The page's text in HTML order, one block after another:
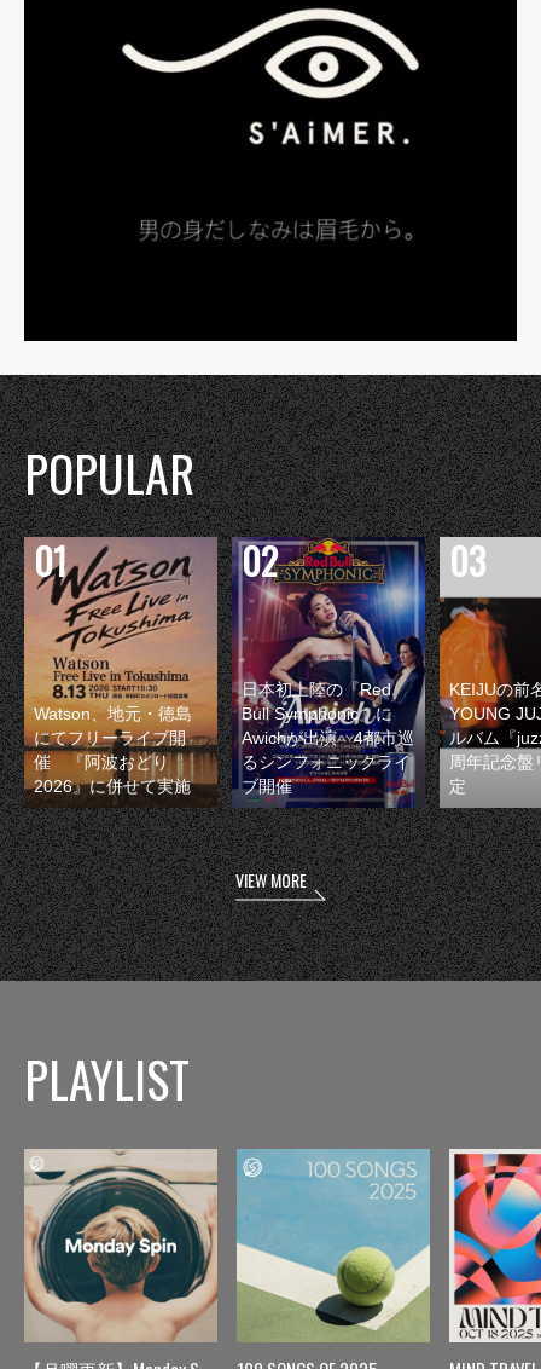
POPULAR
Watson、地元・徳島
にてフリーライブ開
催 『阿波おどり
2026』に併せて実施
日本初上陸の『Red
Bull Symphonic』に
Awichが出演 4都市巡
るシンフォニックライ
ブ開催
KEIJUの前
YOUNG
ルバム『
周年記念盤
定
VIEW MORE
PLAYLIST